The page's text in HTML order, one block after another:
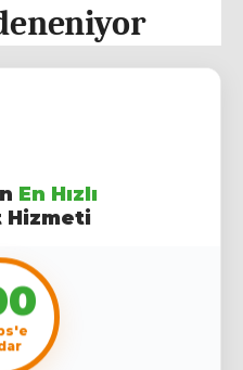
En Hızlı